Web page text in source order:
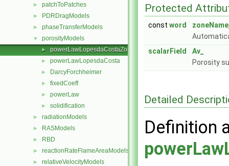
► patchToPatches
► PDRDragModels
► phaseTransferModels
▼ porosityModels
► powerLawLopesdaCostaZone
► powerLawLopesdaCosta
► DarcyForchheimer
► fixedCoeff
► powerLaw
► solidification
► radiationModels
► RASModels
► RBD
► reactionRateFlameAreaModels
► relativeVelocityModels
Protected
const word
scalarField
Av_
Porosity
Detailed
Definition